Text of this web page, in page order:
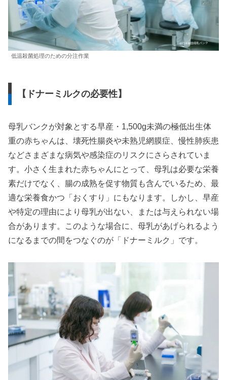
低温殺菌処理のための分注作業
【ドナーミルクの必要性】
母乳バンクが対象とする早産・1,500g未満の極低出生体
重の赤ちゃんは、壊死性腸炎や未熟児網膜症、慢性肺疾患
などさまざまな病気や感染症のリスクにさらされていま
す。小さく生まれた赤ちゃんにとって、母乳は必要な栄養
素だけでなく、腸の成熟を促す物質も含んでいるため、最
適な栄養食かつ「おくすり」にもなります。しかし、早産
や特定の理由により母乳が出ない、または与えられない場
合があります。このような場合に、⺟乳があげられるよう
になるまでの間をつなぐのが「ドナーミルク」です。